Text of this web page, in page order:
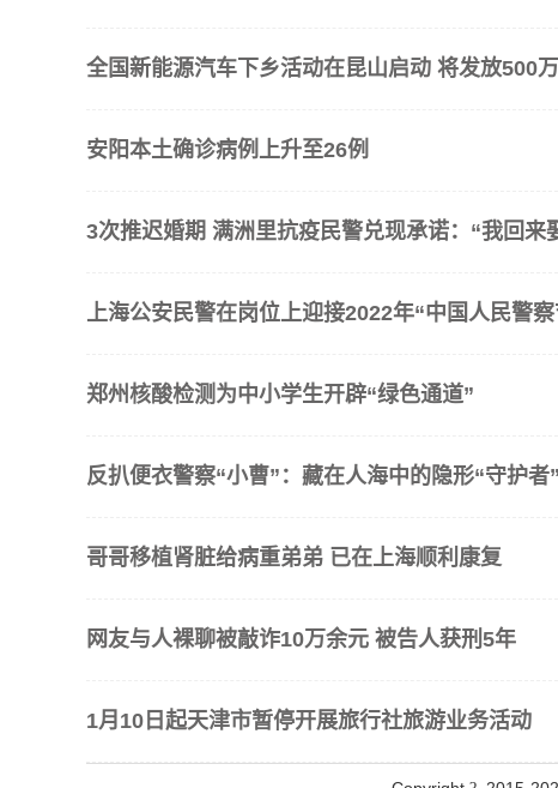
全国新能源汽车下乡活动在昆山启动 将发放500
安阳本土确诊病例上升至26例
3次推迟婚期 满洲里抗疫民警兑现承诺：“我回来
上海公安民警在岗位上迎接2022年“中国人民警察
郑州核酸检测为中小学生开辟“绿色通道”
反扒便衣警察“小曹”：藏在人海中的隐形“守护者”
哥哥移植肾脏给病重弟弟 已在上海顺利康复
网友与人裸聊被敲诈10万余元 被告人获刑5年
1月10日起天津市暂停开展旅行社旅游业务活动